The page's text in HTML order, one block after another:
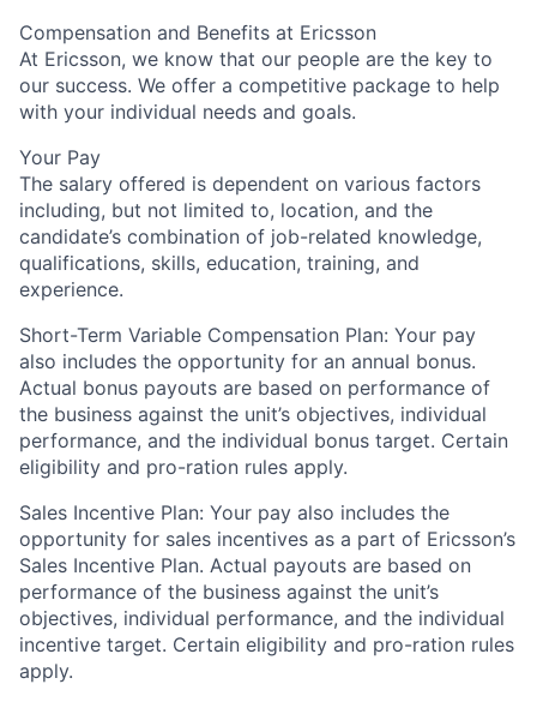
Compensation and Benefits at Ericsson
At Ericsson, we know that our people are the key to
our success. We offer a competitive package to help
with your individual needs and goals.
Your Pay
The salary offered is dependent on various factors
including, but not limited to, location, and the
candidate’s combination of job-related knowledge,
qualifications, skills, education, training, and
experience.
Short-Term Variable Compensation Plan: Your pay
also includes the opportunity for an annual bonus.
Actual bonus payouts are based on performance of
the business against the unit’s objectives, individual
performance, and the individual bonus target. Certain
eligibility and pro-ration rules apply.
Sales Incentive Plan: Your pay also includes the
opportunity for sales incentives as a part of Ericsson’s
Sales Incentive Plan. Actual payouts are based on
performance of the business against the unit’s
objectives, individual performance, and the individual
incentive target. Certain eligibility and pro-ration rules
apply.